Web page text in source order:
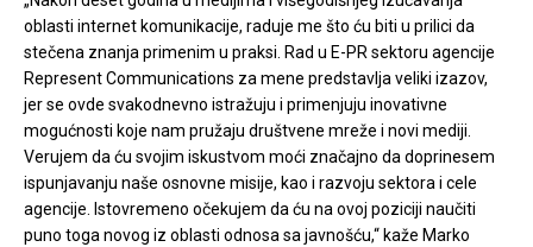
oblasti internet komunikacije, raduje me što ću biti u prilici da
stečena znanja primenim u praksi. Rad u E-PR sektoru agencije
Represent Communications za mene predstavlja veliki izazov,
jer se ovde svakodnevno istražuju i primenjuju inovativne
mogućnosti koje nam pružaju društvene mreže i novi mediji.
Verujem da ću svojim iskustvom moći značajno da doprinesem
ispunjavanju naše osnovne misije, kao i razvoju sektora i cele
agencije. Istovremeno očekujem da ću na ovoj poziciji naučiti
puno toga novog iz oblasti odnosa sa javnošću,“ kaže Marko